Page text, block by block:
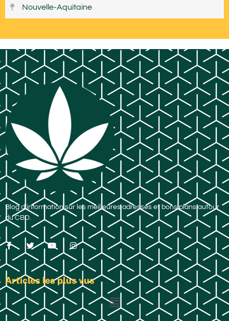
Nouvelle-Aquitaine
Blog d’information sur les meilleures adresses et bons plans autour
du CBD.
Articles les plus vus